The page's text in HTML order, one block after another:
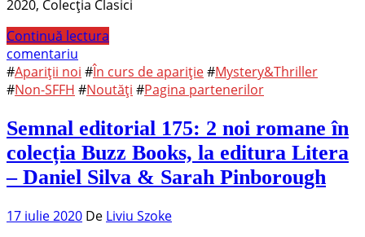
2020, Colecția Clasici
Continuă lectura
comentariu
#Apariții noi #În curs de apariție#Mystery&Thriller
#Non-SFFH #Noutăți #Pagina partenerilor
Semnal editorial 175: 2 noi romane în
colecția Buzz Books, la editura Litera
– Daniel Silva & Sarah Pinborough
17 iulie 2020 De Liviu Szoke